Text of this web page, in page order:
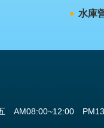
水庫
AM08:00~12:00